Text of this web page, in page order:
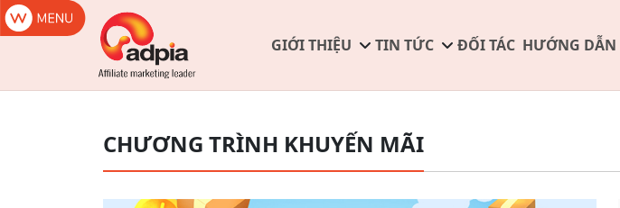
GIỚI THIỆU TIN TỨC ĐỐI TÁC HƯỚNG DẪN
CHƯƠNG TRÌNH KHUYẾN MÃI